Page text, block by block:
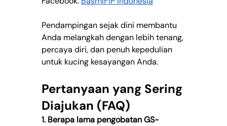
Pendampingan sejak dini membantu
Anda melangkah dengan lebih tenang,
percaya diri, dan penuh kepedulian
untuk kucing kesayangan Anda.
Pertanyaan yang Sering
Diajukan (FAQ)
1. Berapa lama pengobatan GS-